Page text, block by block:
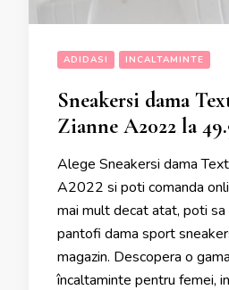
ADIDASI INCALTAMINTE
Sneakersi dama
Zianne A2022 la
Alege Sneakersi dama
A2022 si poti comanda
mai mult decat atat, poti sa
pantofi dama sport
magazin. Descopera o
încaltaminte pentru femei,